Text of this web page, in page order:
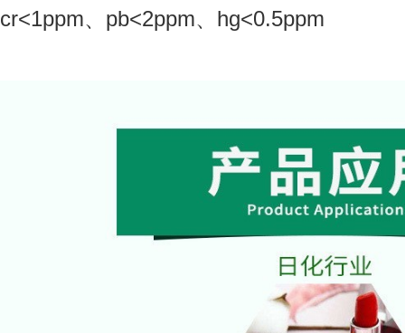
cr<1ppm、pb<2ppm、hg<0.5ppm